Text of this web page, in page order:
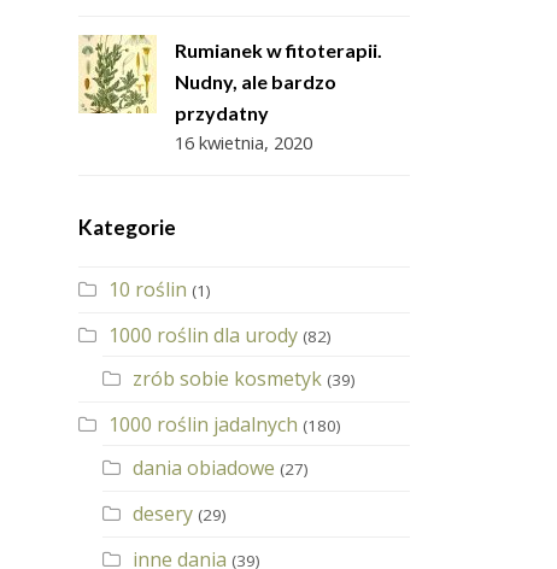
Rumianek w fitoterapii.
Nudny, ale bardzo
przydatny
16 kwietnia, 2020
Kategorie
10 roślin (1)
1000 roślin dla urody (82)
zrób sobie kosmetyk (39)
1000 roślin jadalnych (180)
dania obiadowe (27)
desery (29)
inne dania (39)